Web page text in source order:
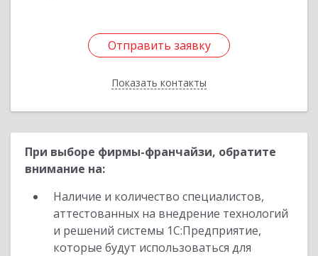
Отправить заявку
Показать контакты
Отправить заявку
Назад
При выборе фирмы-франчайзи, обратите
внимание на:
Наличие и количество специалистов,
аттестованных на внедрение технологий
и решений системы 1С:Предприятие,
которые будут использоваться для